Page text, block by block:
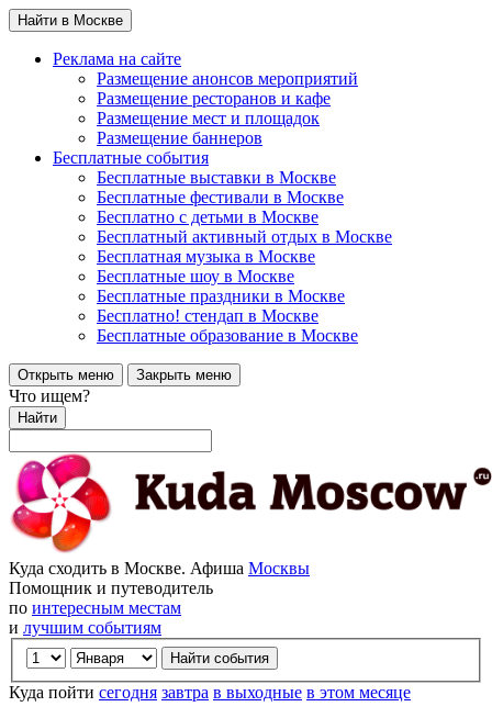
Найти в Москве
Реклама на сайте
Размещение анонсов мероприятий
Размещение ресторанов и кафе
Размещение мест и площадок
Размещение баннеров
Бесплатные события
Бесплатные выставки в Москве
Бесплатные фестивали в Москве
Бесплатно с детьми в Москве
Бесплатный активный отдых в Москве
Бесплатная музыка в Москве
Бесплатные шоу в Москве
Бесплатные праздники в Москве
Бесплатно! стендап в Москве
Бесплатные образование в Москве
Открыть меню Закрыть меню
Что ищем?
Найти
Куда сходить в Москве. Афиша Москвы
Помощник и путеводитель
по интересным местам
и лучшим событиям
Куда пойти сегодня завтра в выходные в этом месяце